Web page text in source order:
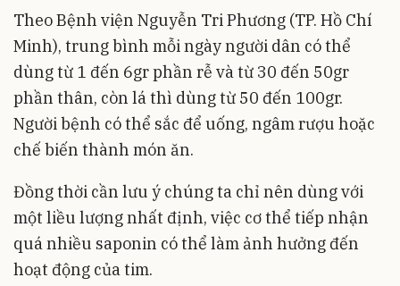
Theo Bệnh viện Nguyễn Tri Phương (TP. Hồ Chí
Minh), trung bình mỗi ngày người dân có thể
dùng từ 1 đến 6gr phần rễ và từ 30 đến 50gr
phần thân, còn lá thì dùng từ 50 đến 100gr.
Người bệnh có thể sắc để uống, ngâm rượu hoặc
chế biến thành món ăn.
Đồng thời cần lưu ý chúng ta chỉ nên dùng với
một liều lượng nhất định, việc cơ thể tiếp nhận
quá nhiều saponin có thể làm ảnh hưởng đến
hoạt động của tim.